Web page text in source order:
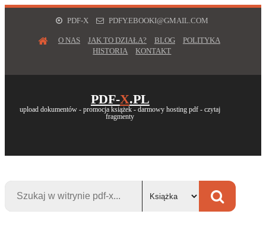
PDF-X PDFY.EBOOKI@GMAIL.COM
O NAS JAK TO DZIAŁA? BLOG
POLITYKA
HISTORIA
KONTAKT
PDF-X.PL
upload dokumentów - promocja książek - darmowy hosting pdf - czytaj
fragmenty